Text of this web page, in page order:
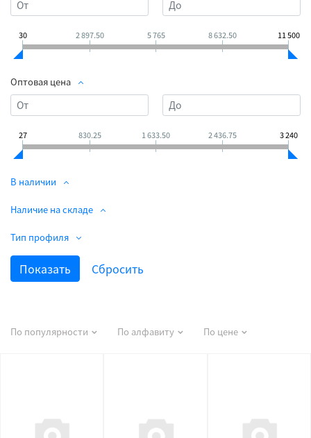
30 2 897.50 5 765 8 632.50 11 500
Оптовая цена
27 830.25 1 633.50 2 436.75 3 240
В наличии
Наличие на складе
Тип профиля
По популярности По алфавиту По цене